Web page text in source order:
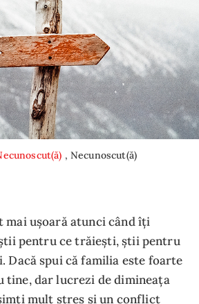
, Necunoscut(ă)
mai ușoară atunci când îți
pentru ce trăiești, știi pentru
Dacă spui că familia este foarte
dar lucrezi de dimineața
mult stres și un conflict